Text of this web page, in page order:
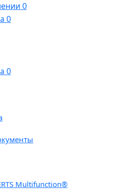
0
0
0
Multifunction®